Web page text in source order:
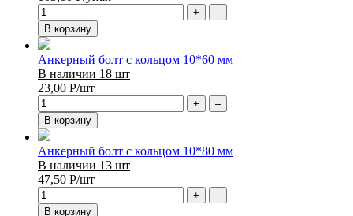
+
–
В корзину
Анкерный болт с кольцом 10*60 мм
В наличии 18 шт
23,00 Р/шт
+
–
В корзину
Анкерный болт с кольцом 10*80 мм
В наличии 13 шт
47,50 Р/шт
+
–
В корзину